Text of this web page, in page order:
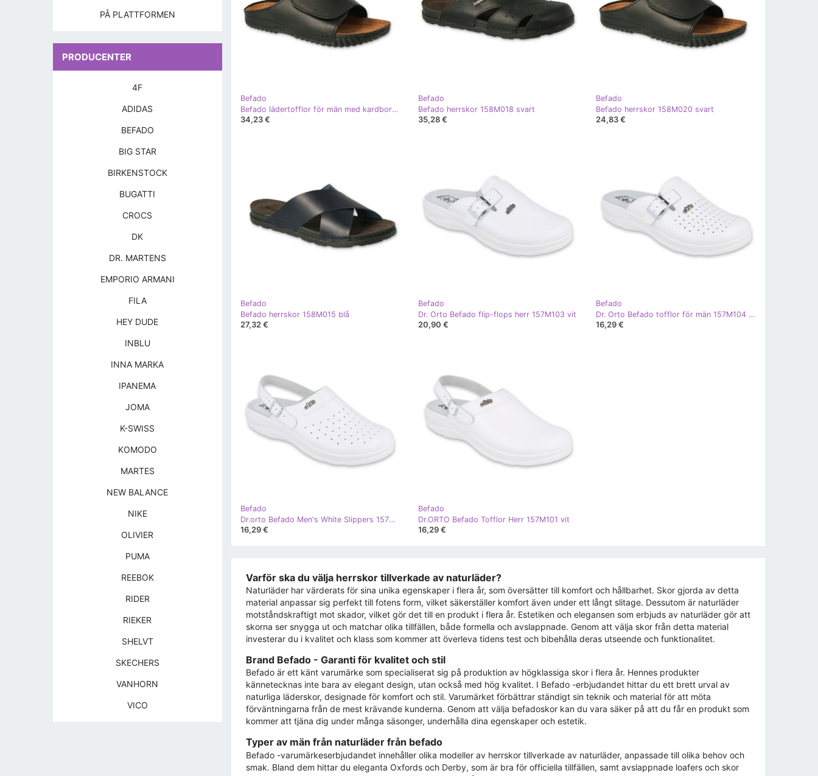
Befado
Befado lädertofflor för män med kardborre 158M020 svart
34,23 €
Befado
Befado herrskor 158M018 svart
35,28 €
Befado
Befado herrskor 158M020 svart
24,83 €
Befado
Befado herrskor 158M015 blå
27,32 €
Befado
Dr. Orto Befado flip-flops herr 157M103 vit
20,90 €
Befado
Dr. Orto Befado tofflor för män 157M104 vit
16,29 €
Befado
Dr.orto Befado Men's White Slippers 157M102 vit
16,29 €
Befado
Dr.ORTO Befado Tofflor Herr 157M101 vit
16,29 €
Varför ska du välja herrskor tillverkade av naturläder?
Naturläder har värderats för sina unika egenskaper i flera år, som översätter till komfort och hållbarhet. Skor gjorda av detta
material anpassar sig perfekt till fotens form, vilket säkerställer komfort även under ett långt slitage. Dessutom är naturläder
motståndskraftigt mot skador, vilket gör det till en produkt i flera år. Estetiken och elegansen som erbjuds av naturläder gör att
skorna ser snygga ut och matchar olika tillfällen, både formella och avslappnade. Genom att välja skor från detta material
investerar du i kvalitet och klass som kommer att överleva tidens test och bibehålla deras utseende och funktionalitet.
Brand Befado - Garanti för kvalitet och stil
Befado är ett känt varumärke som specialiserat sig på produktion av högklassiga skor i flera år. Hennes produkter
kännetecknas inte bara av elegant design, utan också med hög kvalitet. I Befado -erbjudandet hittar du ett brett urval av
naturliga läderskor, designade för komfort och stil. Varumärket förbättrar ständigt sin teknik och material för att möta
förväntningarna från de mest krävande kunderna. Genom att välja befadoskor kan du vara säker på att du får en produkt som
kommer att tjäna dig under många säsonger, underhålla dina egenskaper och estetik.
Typer av män från naturläder från befado
Befado -varumärkeserbjudandet innehåller olika modeller av herrskor tillverkade av naturläder, anpassade till olika behov och
smak. Bland dem hittar du eleganta Oxfords och Derby, som är bra för officiella tillfällen, samt avslappnade loafers och skor
PÅ PLATTFORMEN
PRODUCENTER
4F
ADIDAS
BEFADO
BIG STAR
BIRKENSTOCK
BUGATTI
CROCS
DK
DR. MARTENS
EMPORIO ARMANI
FILA
HEY DUDE
INBLU
INNA MARKA
IPANEMA
JOMA
K-SWISS
KOMODO
MARTES
NEW BALANCE
NIKE
OLIVIER
PUMA
REEBOK
RIDER
RIEKER
SHELVT
SKECHERS
VANHORN
VICO